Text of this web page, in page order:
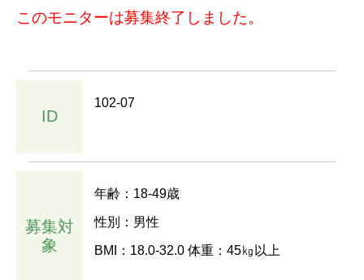
このモニターは募集終了しました。
ID
102-07
募集対
象
年齢：18-49歳
性別：男性
BMI：18.0-32.0 体重：45㎏以上